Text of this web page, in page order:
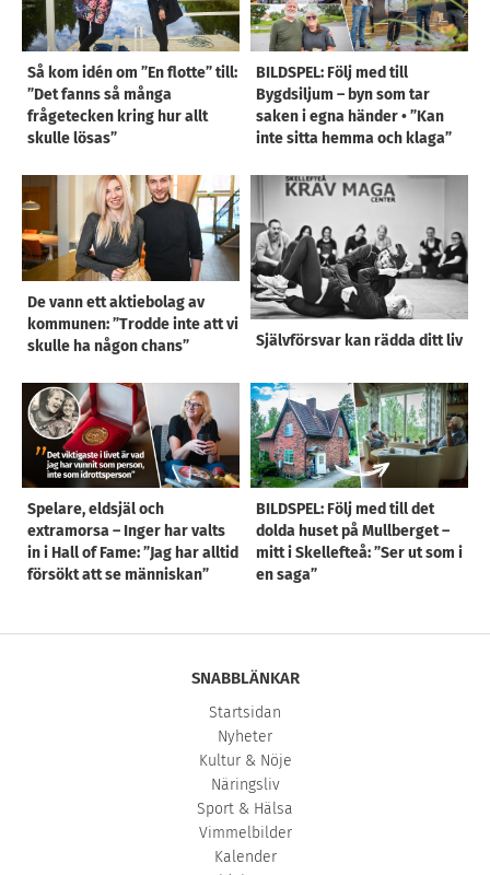
Så kom idén om ”En flotte” till:
”Det fanns så många
frågetecken kring hur allt
skulle lösas”
BILDSPEL: Följ med till
Bygdsiljum – byn som tar
saken i egna händer • ”Kan
inte sitta hemma och klaga”
De vann ett aktiebolag av
kommunen: ”Trodde inte att vi
skulle ha någon chans”
Självförsvar kan rädda ditt liv
Spelare, eldsjäl och
extramorsa – Inger har valts
in i Hall of Fame: ”Jag har alltid
försökt att se människan”
BILDSPEL: Följ med till det
dolda huset på Mullberget –
mitt i Skellefteå: ”Ser ut som i
en saga”
SNABBLÄNKAR
Startsidan
Nyheter
Kultur & Nöje
Näringsliv
Sport & Hälsa
Vimmelbilder
Kalender